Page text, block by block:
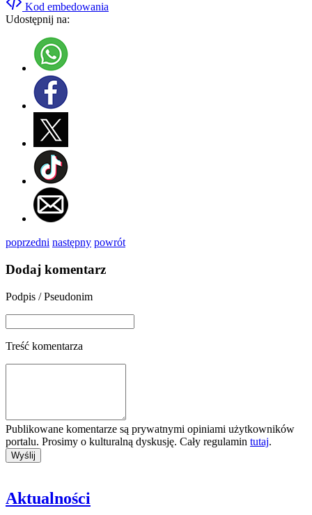
Kod embedowania
Udostępnij na:
poprzedni następny powrót
Dodaj komentarz
Podpis / Pseudonim
Treść komentarza
Publikowane komentarze są prywatnymi opiniami użytkowników
portalu. Prosimy o kulturalną dyskusję. Cały regulamin tutaj.
Aktualności